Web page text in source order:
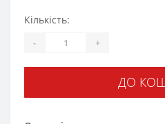
Кількість:
- +
ДО